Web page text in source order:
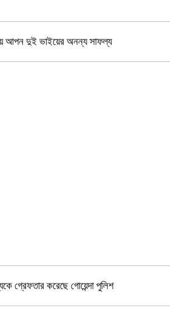
আপন দুই ভাইয়ের অনন্য সাফল্য
গ্রেফতার করেছে গোয়েন্দা পুলিশ